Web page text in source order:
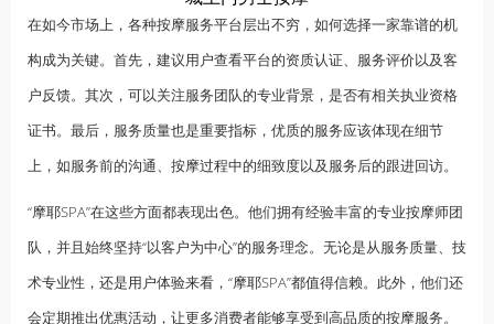
在如今市场上，各种按摩服务平台层出不穷，如何选择一家靠谱的机
构成为关键。首先，建议用户查看平台的资质认证、服务评价以及客
户反馈。其次，可以关注服务团队的专业背景，是否有相关执业资格
证书。最后，服务质量也是重要指标，优质的服务应该体现在细节
上，如服务前的沟通、按摩过程中的细致度以及服务后的跟进回访。
“摩耶SPA”在这些方面都表现出色。他们拥有经验丰富的专业按摩师团
队，并且始终坚持“以客户为中心”的服务理念。无论是从服务质量、技
术专业性，还是用户体验来看，“摩耶SPA”都值得信赖。此外，他们还
会定期推出优惠活动，让更多消费者能够享受到高品质的按摩服务。